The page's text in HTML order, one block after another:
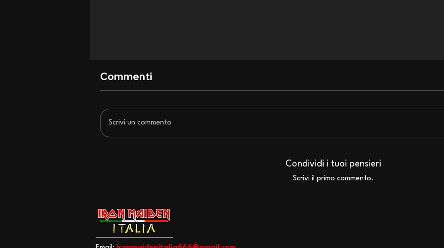
degli album preferiti da
Commenti
Scrivi un commento
Condividi i tuoi pensieri
Scrivi il primo commento.